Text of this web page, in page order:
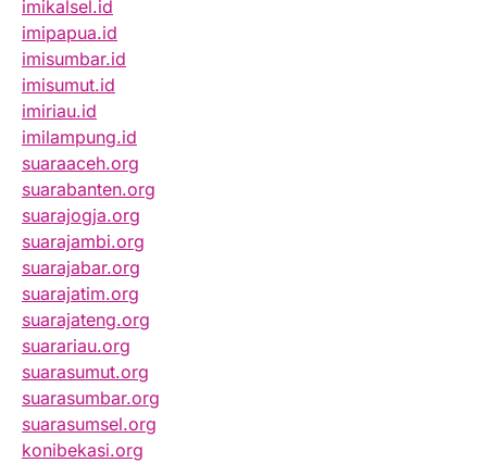
imikalsel.id
imipapua.id
imisumbar.id
imisumut.id
imiriau.id
imilampung.id
suaraaceh.org
suarabanten.org
suarajogja.org
suarajambi.org
suarajabar.org
suarajatim.org
suarajateng.org
suarariau.org
suarasumut.org
suarasumbar.org
suarasumsel.org
konibekasi.org